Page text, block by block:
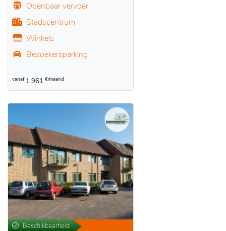
Openbaar vervoer
Stadscentrum
Winkels
Bezoekersparking
vanaf 1.961 €/maand
Beschikbaarheid